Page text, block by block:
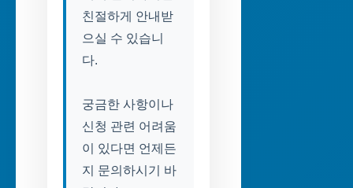
친절하게 안내받
으실 수 있습니
다.
궁금한 사항이나
신청 관련 어려움
이 있다면 언제든
지 문의하시기 바